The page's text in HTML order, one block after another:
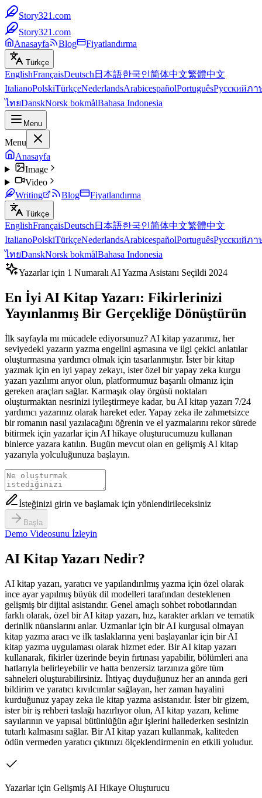
Story321.com
Story321.com
Anasayfa
Blog Fiyatlandırma
Türkçe
EnglishFrançaisDeutsch 日本語한국인简体中文繁體中文
ItalianoPolskiTürkçeNederlandsArabicespañolPortuguêsРусскийภา
ไทยDanskNorsk bokmålBahasa Indonesia
Menu
Menu
Anasayfa
Image
Video
Writing
Blog Fiyatlandırma
Türkçe
EnglishFrançaisDeutsch 日本語한국인简体中文繁體中文
ItalianoPolskiTürkçeNederlandsArabicespañolPortuguêsРусскийภา
ไทยDanskNorsk bokmålBahasa Indonesia
Yazarlar için 1 Numaralı AI Yazma Asistanı Seçildi 2024
En İyi AI Kitap Yazarı: Fikirlerinizi
Yayınlanmış Bir Gerçekliğe Dönüştürün
İlk sayfayla mı mücadele ediyorsunuz? AI kitap yazarımız, her
seviyedeki yazarın yazma engelini aşmasına ve ilgi çekici anlatılar
oluşturmasına yardımcı olmak için tasarlanmıştır. İster bir kitap
yazmak için en iyi yapay zekayı, ister özel bir yapay zeka kurgu
yazarı yazılımı arıyor olun, platformumuz başarılı olmanız için
gereken araçları sağlar. Karmaşık olay örgüsü noktaları
oluşturmaktan nesrinizi iyileştirmeye kadar, bu AI kitap yazarı 7/24
yardımcı yazarınız olarak hareket eder. Yapay zeka ile zahmetsizce
bir romanın nasıl yazılacağını öğrenin ve el yazmalarını rekor sürede
bitirmek için yazarlar için AI hikaye oluşturucumuzu kullanan
binlerce yazara katılın. Bugün mevcut olan en gelişmiş AI kitap
yazarıyla yolculuğunuza başlayın.
İsteğinizi girin ve başlamak için yönlendirileceksiniz
Başla
Demo Videosunu İzleyin
AI Kitap Yazarı Nedir?
AI kitap yazarı, yaratıcı ve yapılandırılmış yazma için özel olarak
ince ayar yapılmış büyük dil modelleri tarafından desteklenen
gelişmiş bir dijital asistandır. Genel amaçlı sohbet robotlarından
farklı olarak, özel bir AI kitap yazarı, hız, karakter arkları ve tematik
derinlik nüanslarını anlar. Uzmanlar için bir AI kurgusal olmayan
kitap yazma aracı ve ilk taslaklarına yeni başlayanlar için bir AI
kitap yazma uygulaması olarak hizmet eder. Bir AI kitap yazarı
kullanarak, fikirler üzerinde beyin fırtınası yapabilir, bölümleri ana
hatlarıyla belirleyebilir ve hatta benzersiz tarzınıza göre tüm
sahneleri oluşturabilirsiniz. İhtiyaç duyduğunuz her an anında geri
bildirim ve yaratıcı kıvılcımlar sağlayan, her zaman hayalini
kurduğunuz yapay zeka ile kitap yazma asistanıdır. İster bir gizem,
ister bir iş rehberi taslağı hazırlıyor olun, AI kitap yazarı, kelime
sayılarının ve yapısal bütünlüğün ağır işlerini hallederken sesinizin
tutarlı kalmasını sağlar. Bir AI kitap yazarı kullanmak, kaliteden
ödün vermeden yaratıcı çıktınızı ölçeklendirmenin en etkili yoludur.
Yazarlar için Gelişmiş AI Hikaye Oluşturucu